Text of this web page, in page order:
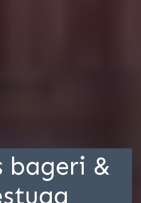
bageri &